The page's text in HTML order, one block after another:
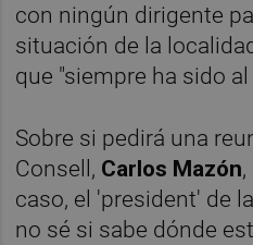
con ningún dirigente
situación de la
que "siempre ha sido al
Sobre si pedirá una
Consell, Carlos Mazón
caso, el 'president' de
no sé si sabe dónde